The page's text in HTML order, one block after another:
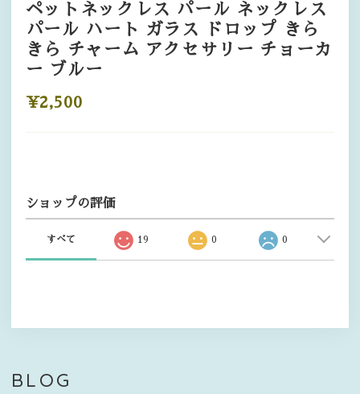
ペットネックレス パール ネックレス
パール ハート ガラス ドロップ きら
きら チャーム アクセサリー チョーカ
ー ブルー
¥2,500
ショップの評価
すべて 19 0 0
BLOG